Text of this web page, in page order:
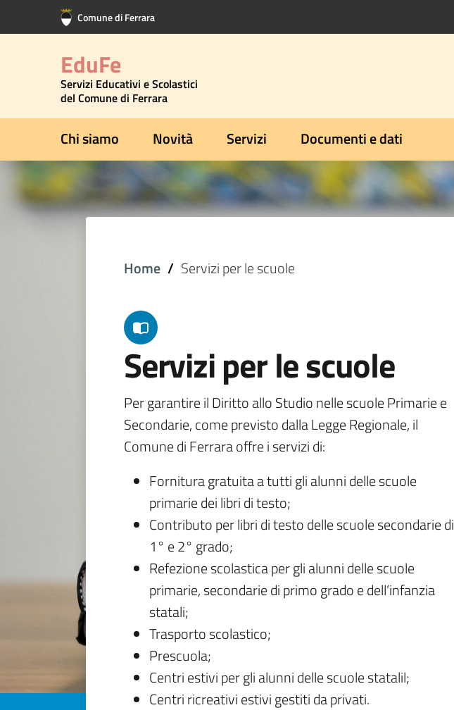
Vai al contenuto principale
Vai al footer Comune di Ferrara
EduFe
Servizi Educativi e Scolastici
del Comune di Ferrara
Chi siamo Novità Servizi Documenti e dati
Home Servizi per le scuole
Servizi per le scuole
Per garantire il Diritto allo Studio nelle scuole Primarie e
Secondarie, come previsto dalla Legge Regionale, il
Comune di Ferrara offre i servizi di:
Fornitura gratuita a tutti gli alunni delle scuole
primarie dei libri di testo;
Contributo per libri di testo delle scuole secondarie di
1° e 2° grado;
Refezione scolastica per gli alunni delle scuole
primarie, secondarie di primo grado e dell’infanzia
statali;
Trasporto scolastico;
Prescuola;
Centri estivi per gli alunni delle scuole statalil;
Centri ricreativi estivi gestiti da privati.